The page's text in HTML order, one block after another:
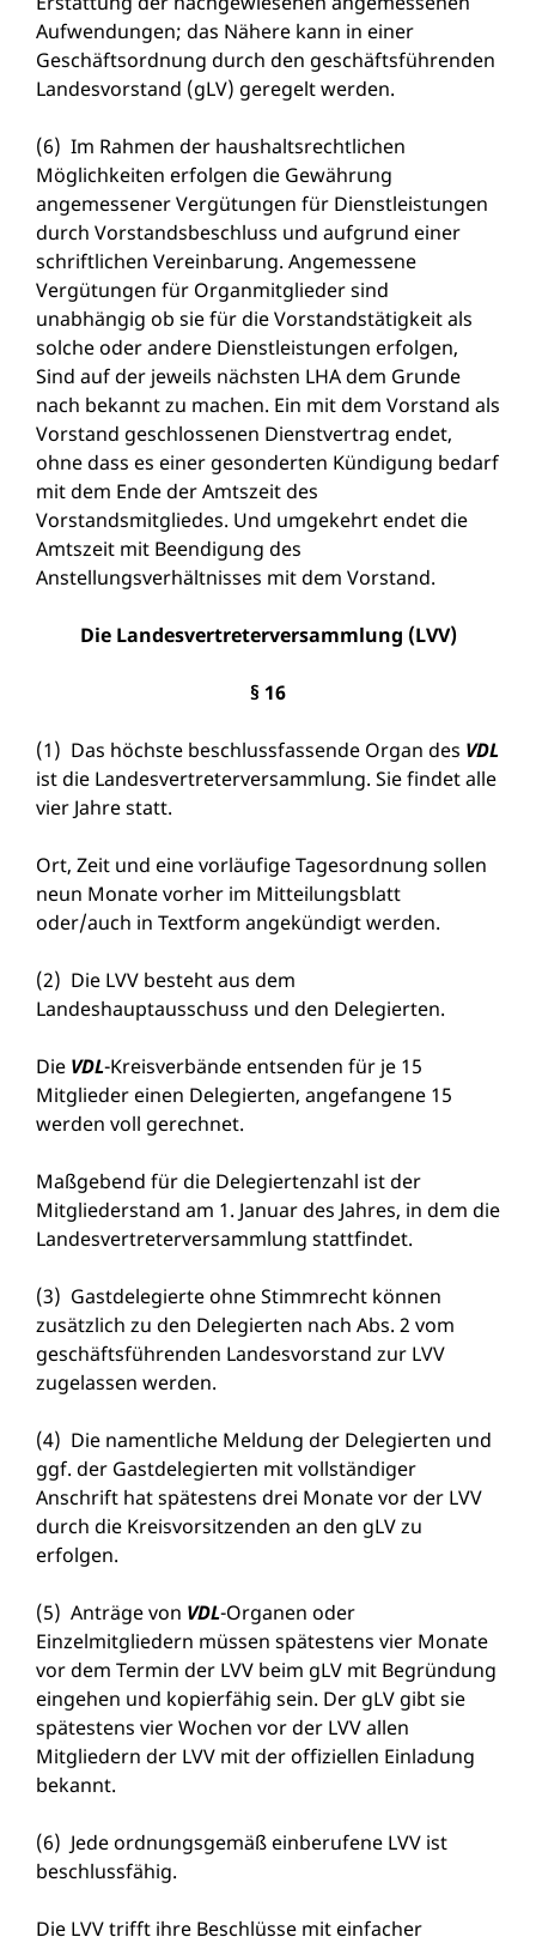
Aufwendungen; das Nähere kann in einer
Geschäftsordnung durch den geschäftsführenden
Landesvorstand (gLV) geregelt werden.
(6) Im Rahmen der haushaltsrechtlichen
Möglichkeiten erfolgen die Gewährung
angemessener Vergütungen für Dienstleistungen
durch Vorstandsbeschluss und aufgrund einer
schriftlichen Vereinbarung. Angemessene
Vergütungen für Organmitglieder sind
unabhängig ob sie für die Vorstandstätigkeit als
solche oder andere Dienstleistungen erfolgen,
Sind auf der jeweils nächsten LHA dem Grunde
nach bekannt zu machen. Ein mit dem Vorstand als
Vorstand geschlossenen Dienstvertrag endet,
ohne dass es einer gesonderten Kündigung bedarf
mit dem Ende der Amtszeit des
Vorstandsmitgliedes. Und umgekehrt endet die
Amtszeit mit Beendigung des
Anstellungsverhältnisses mit dem Vorstand.
Die Landesvertreterversammlung (LVV)
§ 16
(1) Das höchste beschlussfassende Organ des VDL
ist die Landesvertreterversammlung. Sie findet alle
vier Jahre statt.
Ort, Zeit und eine vorläufige Tagesordnung sollen
neun Monate vorher im Mitteilungsblatt
oder/auch in Textform angekündigt werden.
(2) Die LVV besteht aus dem
Landeshauptausschuss und den Delegierten.
Die VDL-Kreisverbände entsenden für je 15
Mitglieder einen Delegierten, angefangene 15
werden voll gerechnet.
Maßgebend für die Delegiertenzahl ist der
Mitgliederstand am 1. Januar des Jahres, in dem die
Landesvertreterversammlung stattfindet.
(3) Gastdelegierte ohne Stimmrecht können
zusätzlich zu den Delegierten nach Abs. 2 vom
geschäftsführenden Landesvorstand zur LVV
zugelassen werden.
(4) Die namentliche Meldung der Delegierten und
ggf. der Gastdelegierten mit vollständiger
Anschrift hat spätestens drei Monate vor der LVV
durch die Kreisvorsitzenden an den gLV zu
erfolgen.
(5) Anträge von VDL-Organen oder
Einzelmitgliedern müssen spätestens vier Monate
vor dem Termin der LVV beim gLV mit Begründung
eingehen und kopierfähig sein. Der gLV gibt sie
spätestens vier Wochen vor der LVV allen
Mitgliedern der LVV mit der offiziellen Einladung
bekannt.
(6) Jede ordnungsgemäß einberufene LVV ist
beschlussfähig.
Die LVV trifft ihre Beschlüsse mit einfacher